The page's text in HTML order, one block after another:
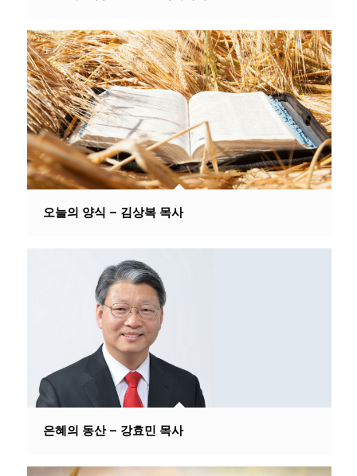
오늘의 양식 – 김상복 목사
은혜의 동산 – 강효민 목사